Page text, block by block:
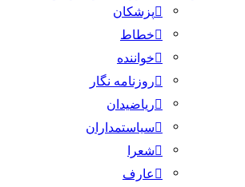
پزشکان
خطاط
خواننده
روزنامه نگار
ریاضیدان
سیاستمداران
شعرا
عارف